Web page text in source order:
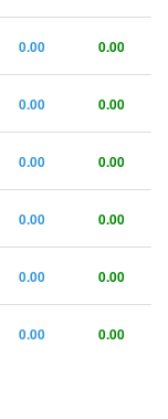
0.00 0.00
0.00 0.00
0.00 0.00
0.00 0.00
0.00 0.00
0.00 0.00